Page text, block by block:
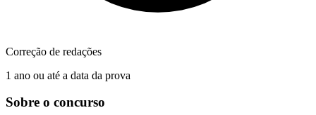
Correção de redações
1 ano ou até a data da prova
Sobre o concurso